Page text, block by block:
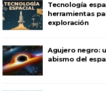
Tecnología
herramientas
exploración
Agujero negro:
abismo del